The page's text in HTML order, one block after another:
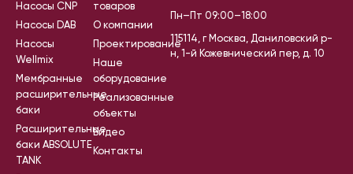
Насосы CNP
Насосы DAB
Насосы
Wellmix
Мембранные
расширительные
баки
Расширительные
баки ABSOLUTE
TANK
товаров
О компании
Проектирование
Наше
оборудование
Реализованные
объекты
Видео
Контакты
Пн–Пт 09:00–18:00
115114, г Москва, Даниловский р-
н, 1-й Кожевнический пер, д. 10